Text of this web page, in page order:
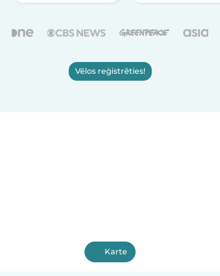
Vēlos reģistrēties!
Karte